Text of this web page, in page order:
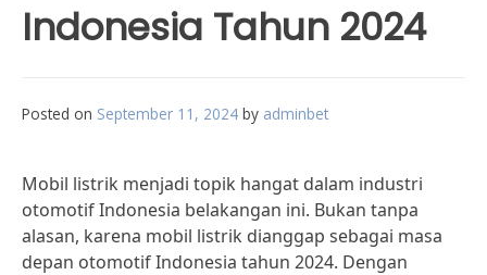
Indonesia Tahun 2024
Posted on September 11, 2024 by adminbet
Mobil listrik menjadi topik hangat dalam industri
otomotif Indonesia belakangan ini. Bukan tanpa
alasan, karena mobil listrik dianggap sebagai masa
depan otomotif Indonesia tahun 2024. Dengan